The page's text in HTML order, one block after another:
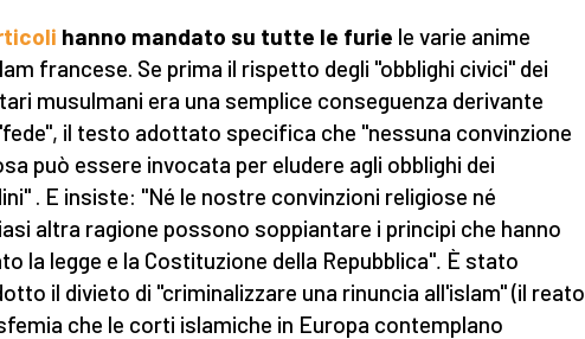
hanno mandato su tutte le furie le varie anime
francese. Se prima il rispetto degli "obblighi civici" dei
musulmani era una semplice conseguenza derivante
il testo adottato specifica che "nessuna convinzione
può essere invocata per eludere agli obblighi dei
. E insiste: "Né le nostre convinzioni religiose né
altra ragione possono soppiantare i principi che hanno
la legge e la Costituzione della Repubblica". È stato
il divieto di "criminalizzare una rinuncia all'islam" (il reato
che le corti islamiche in Europa contemplano